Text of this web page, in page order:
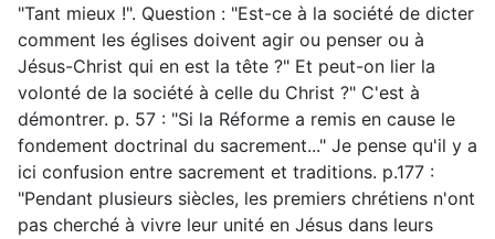
"Tant mieux !". Question : "Est-ce à la société de dicter
comment les églises doivent agir ou penser ou à
Jésus-Christ qui en est la tête ?" Et peut-on lier la
volonté de la société à celle du Christ ?" C'est à
démontrer. p. 57 : "Si la Réforme a remis en cause le
fondement doctrinal du sacrement..." Je pense qu'il y a
ici confusion entre sacrement et traditions. p.177 :
"Pendant plusieurs siècles, les premiers chrétiens n'ont
pas cherché à vivre leur unité en Jésus dans leurs